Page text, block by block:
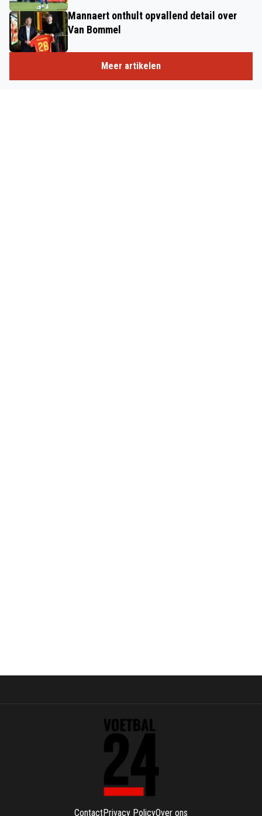
Mannaert onthult opvallend detail over
Van Bommel
Meer artikelen
ContactPrivacy PolicyOver ons